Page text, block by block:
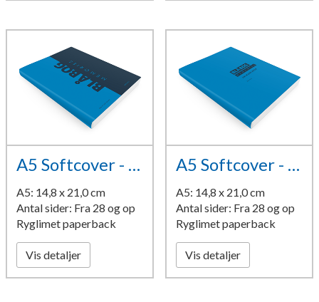
A5 Softcover - design 11
A5: 14,8 x 21,0 cm
Antal sider: Fra 28 og op
Ryglimet paperback
Vis detaljer
A5 Softcover - design 12
A5: 14,8 x 21,0 cm
Antal sider: Fra 28 og op
Ryglimet paperback
Vis detaljer